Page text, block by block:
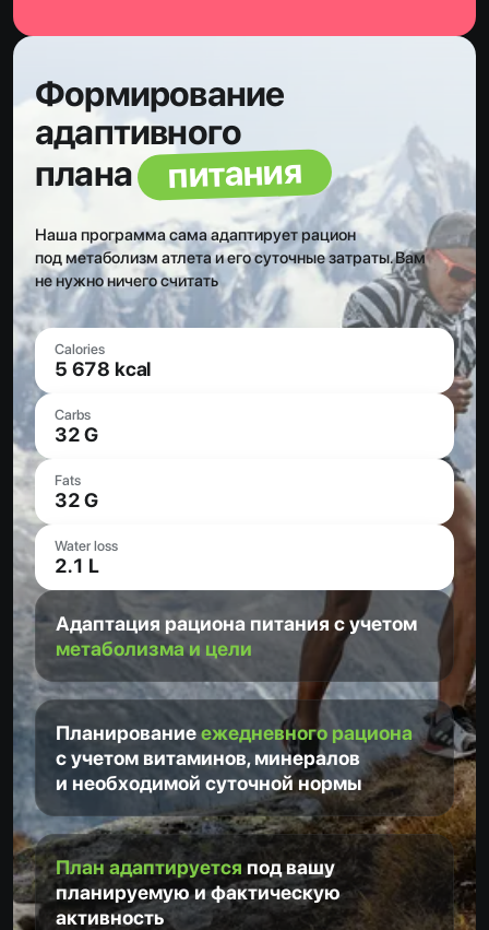
Формирование
адаптивного
плана
питания
Наша программа сама адаптирует рацион
под метаболизм атлета и его суточные затраты. Вам
не нужно ничего считать
Calories
5 678 kcal
Carbs
32 G
Fats
32 G
Water loss
2.1 L
Адаптация рациона питания с учетом
метаболизма и цели
Планированиеежедневного рациона
с учетом витаминов, минералов
и необходимой суточной нормы
План адаптируется под вашу
планируемую и фактическую
активность